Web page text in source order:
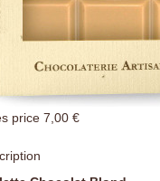
price 7,00 €